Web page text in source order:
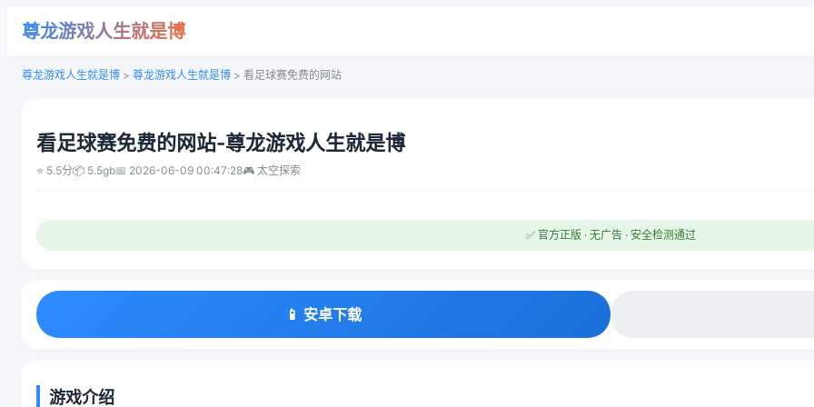
尊龙游戏人生就是博
尊龙游戏人生就是博 > 尊龙游戏人生就是博 > 看足球赛免费的网站
看足球赛免费的网站-尊龙游戏人生就是博
⭐ 5.5分📦 5.5gb📅 2026-06-09 00:47:28🎮 太空探索
✅ 官方正版 · 无广告 · 安全检测通过
📱 安卓下载
游戏介绍